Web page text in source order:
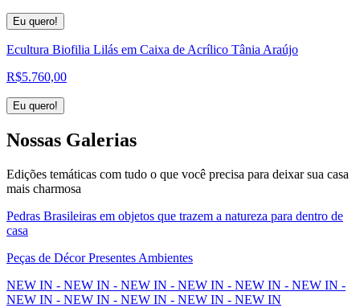
Eu quero!
Ecultura Biofilia Lilás em Caixa de Acrílico Tânia Araújo
R$5.760,00
Eu quero!
Nossas Galerias
Edições temáticas com tudo o que você precisa para deixar sua casa
mais charmosa
Pedras Brasileiras em objetos que trazem a natureza para dentro de
casa
Peças de Décor Presentes Ambientes
NEW IN - NEW IN - NEW IN - NEW IN - NEW IN - NEW IN -
NEW IN - NEW IN - NEW IN - NEW IN - NEW IN